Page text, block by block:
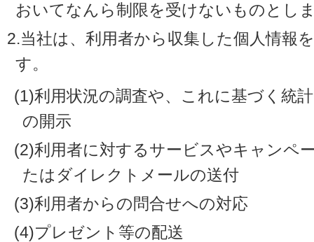
おいてなんら制限を受けないものとし
2.当社は、利用者から収集した個人情報
す。
(1)利用状況の調査や、これに基づく統
の開示
(2)利用者に対するサービスやキャンペ
たはダイレクトメールの送付
(3)利用者からの問合せへの対応
(4)プレゼント等の配送